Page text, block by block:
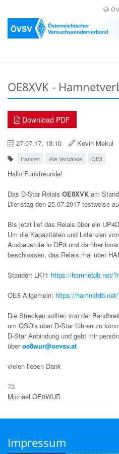
OE8XVK -
Download PDF
27.07.17, 13:10 Kevin Mekul
Hamnet Alle Verbände OE8
Hallo Funkfreunde!
Das D-Star Relais OE8XVK am
Dienstag den 25.07.2017 testweise
Bis jetzt lief das Relais über ein
Um die Kapazitäten und Latenzen
Ausbaustufe in OE8 und darüber
beschlossen, das Relais mal über
Standort LKH: https://hamnetdb.net/
OE8 Allgemein: https://
Die Strecken sollten von der
um QSO's über D-Star führen zu
D-Star Anbindung und gebt mir
überoe8wur@oevsv.at
vielen lieben Dank
73
Michael OE8WUR
Impressum